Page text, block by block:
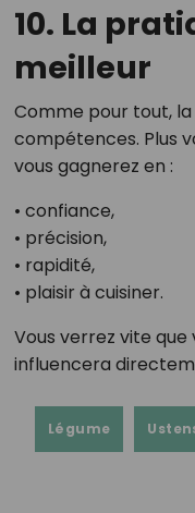
10. La
meilleur
Comme pour tout,
compétences. Plus
vous gagnerez en :
• confiance,
• précision,
• rapidité,
• plaisir à cuisiner.
Vous verrez vite
influencera
Légume